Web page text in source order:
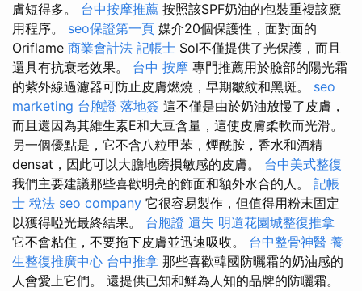
膚短得多。 台中按摩推薦 按照該SPF奶油的包裝重複該應
用程序。 seo保證第一頁 媒介20個保護性，面對面的
Oriflame 商業會計法 記帳士 Sol不僅提供了光保護，而且
還具有抗衰老效果。 台中 按摩 專門推薦用於臉部的陽光霜
的紫外線過濾器可防止皮膚燃燒，早期皺紋和黑斑。 seo
marketing 台胞證 落地簽 這不僅是由於奶油放慢了皮膚，
而且還因為其維生素E和大豆含量，這使皮膚柔軟而光滑。
另一個優點是，它不含八粒甲苯，煙酰胺，香水和酒精
densat，因此可以大膽地磨損敏感的皮膚。 台中美式整復
我們主要建議那些喜歡明亮的飾面和額外水合的人。 記帳
士 稅法 seo company 它很容易製作，但值得用粉末固定
以獲得啞光最終結果。 台胞證 遺失 明道花園城整復推拿
它不會粘住，不要拖下皮膚並迅速吸收。 台中整骨神醫 養
生整復推廣中心 台中推拿 那些喜歡韓國防曬霜的奶油感的
人會愛上它們。 還提供已知和鮮為人知的品牌的防曬霜。